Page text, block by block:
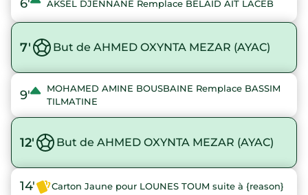
6' AKSEL DJENNANE Remplace BELAID AIT LACEB
7' But de AHMED OXYNTA MEZAR (AYAC)
9'
MOHAMED AMINE BOUSBAINE Remplace BASSIM
TILMATINE
12' But de AHMED OXYNTA MEZAR (AYAC)
14' Carton Jaune pour LOUNES TOUM suite à {reason}